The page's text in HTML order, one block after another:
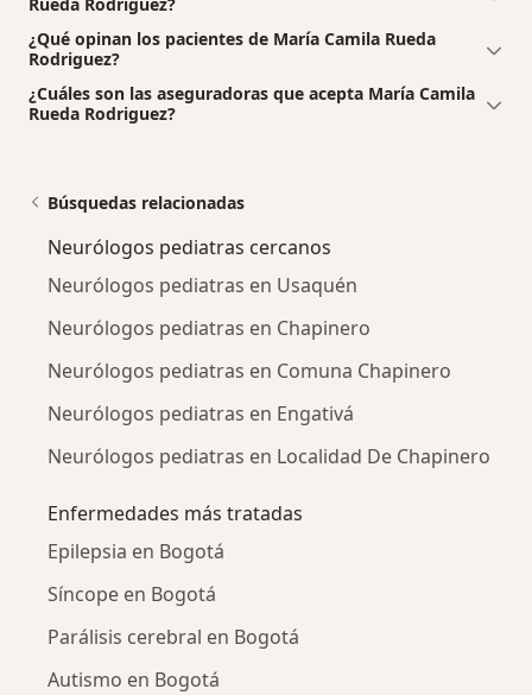
Rueda Rodriguez?
¿Qué opinan los pacientes de María Camila Rueda
Rodriguez?
¿Cuáles son las aseguradoras que acepta María Camila
Rueda Rodriguez?
Búsquedas relacionadas
Neurólogos pediatras cercanos
Neurólogos pediatras en Usaquén
Neurólogos pediatras en Chapinero
Neurólogos pediatras en Comuna Chapinero
Neurólogos pediatras en Engativá
Neurólogos pediatras en Localidad De Chapinero
Enfermedades más tratadas
Epilepsia en Bogotá
Síncope en Bogotá
Parálisis cerebral en Bogotá
Autismo en Bogotá